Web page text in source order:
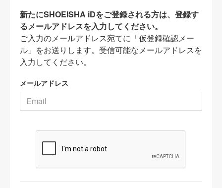
新たにSHOEISHA iDをご登録される方は、登録す
るメールアドレスを入力してください。
ご入力のメールアドレス宛てに「仮登録確認メー
ル」をお送りします。受信可能なメールアドレスを
入力してください。
メールアドレス